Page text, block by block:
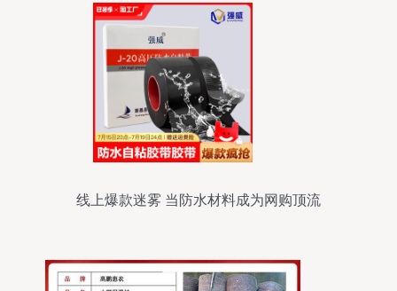
线上爆款迷雾 当防水材料成为网购顶流